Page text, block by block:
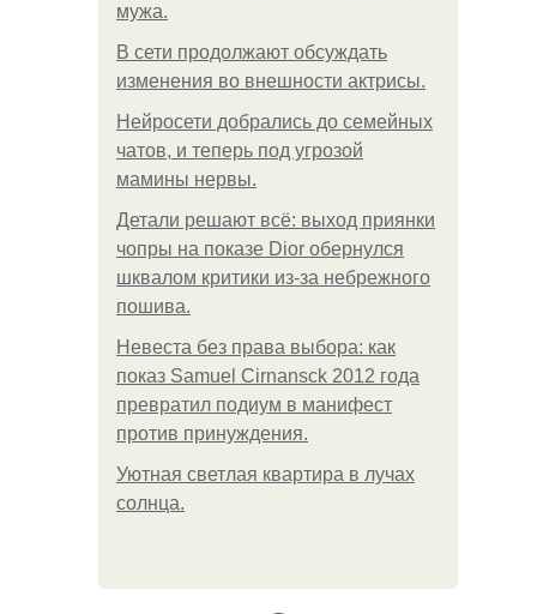
мужа.
В сети продолжают обсуждать
изменения во внешности актрисы.
Нейросети добрались до семейных
чатов, и теперь под угрозой
мамины нервы.
Детали решают всё: выход приянки
чопры на показе Dior обернулся
шквалом критики из-за небрежного
пошива.
Невеста без права выбора: как
показ Samuel Cirnansck 2012 года
превратил подиум в манифест
против принуждения.
Уютная светлая квартира в лучах
солнца.